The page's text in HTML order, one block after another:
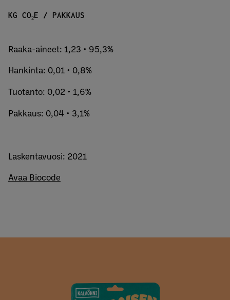
KG CO₂E / PAKKAUS
Raaka-aineet: 1,23 • 95,3%
Hankinta: 0,01 • 0,8%
Tuotanto: 0,02 • 1,6%
Pakkaus: 0,04 • 3,1%
Laskentavuosi: 2021
Avaa Biocode